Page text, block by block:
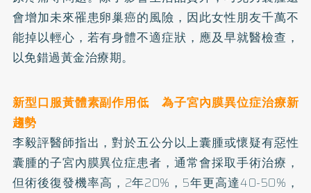
會增加未來罹患卵巢癌的風險，因此女性朋友千萬不
能掉以輕心，若有身體不適症狀，應及早就醫檢查，
以免錯過黃金治療期。
新型口服黃體素副作用低 為子宮內膜異位症治療新
趨勢
李毅評醫師指出，對於五公分以上囊腫或懷疑有惡性
囊腫的子宮內膜異位症患者，通常會採取手術治療，
但術後復發機率高，2年20%，5年更高達40-50%，